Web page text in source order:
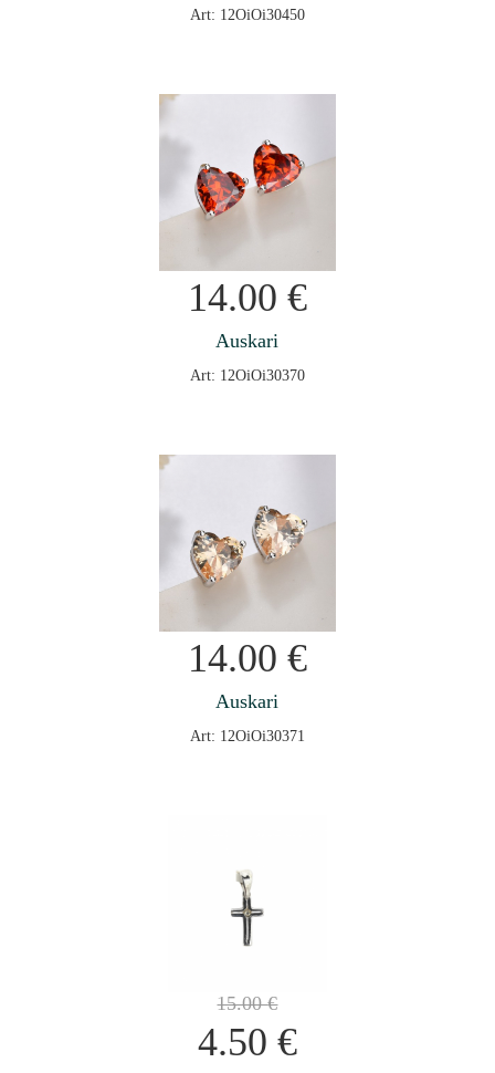
Art: 12OiOi30450
14.00 €
Auskari
Art: 12OiOi30370
14.00 €
Auskari
Art: 12OiOi30371
15.00€
4.50 €